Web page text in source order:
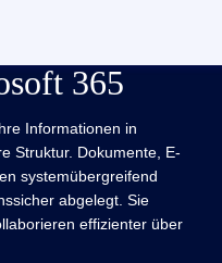
365
Informationen in
Struktur. Dokumente, E-
systemübergreifend
abgelegt. Sie
effizienter über